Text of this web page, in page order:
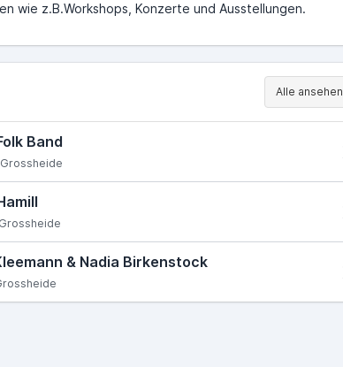
wie z.B.Workshops, Konzerte und Ausstellungen.
Alle ansehen
Band
Grossheide
Grossheide
& Nadia Birkenstock